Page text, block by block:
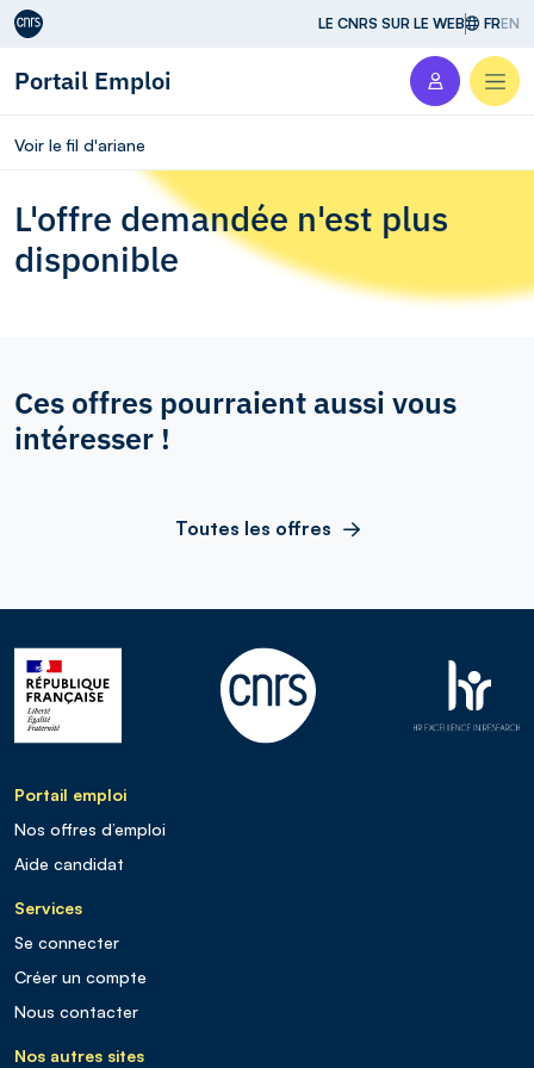
Aller au contenu LE CNRS SUR LE WEB FREN
Portail Emploi
Voir le fil d'ariane
L'offre demandée n'est plus
disponible
Ces offres pourraient aussi vous
intéresser !
Toutes les offres
Portail emploi
Nos offres d’emploi
Aide candidat
Services
Se connecter
Créer un compte
Nous contacter
Nos autres sites